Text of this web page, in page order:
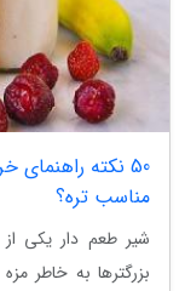
50 نکته
مناسب تره؟
شیر طعم دار یکی
بزرگترها به خاطر